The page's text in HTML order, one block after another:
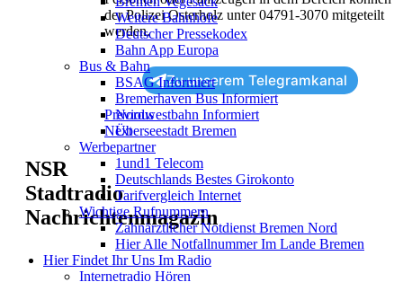
Weitere Bahnhöfe
Deutscher Pressekodex
Bahn App Europa
Bus & Bahn
BSAG Informiert
Bremerhaven Bus Informiert
Nordwestbahn Informiert
Überseestadt Bremen
Werbepartner
1und1 Telecom
Deutschlands Bestes Girokonto
Tarifvergleich Internet
Wichtige Rufnummern
Zahnärztlicher Notdienst Bremen Nord
Hier Alle Notfallnummer Im Lande Bremen
Hier Findet Ihr Uns Im Radio
Internetradio Hören
der Polizei Osterholz unter 04791-3070 mitgeteilt
werden.
Zu unserem Telegramkanal
Previous
Next
NSR
Stadtradio
Nachrichtenmagazin